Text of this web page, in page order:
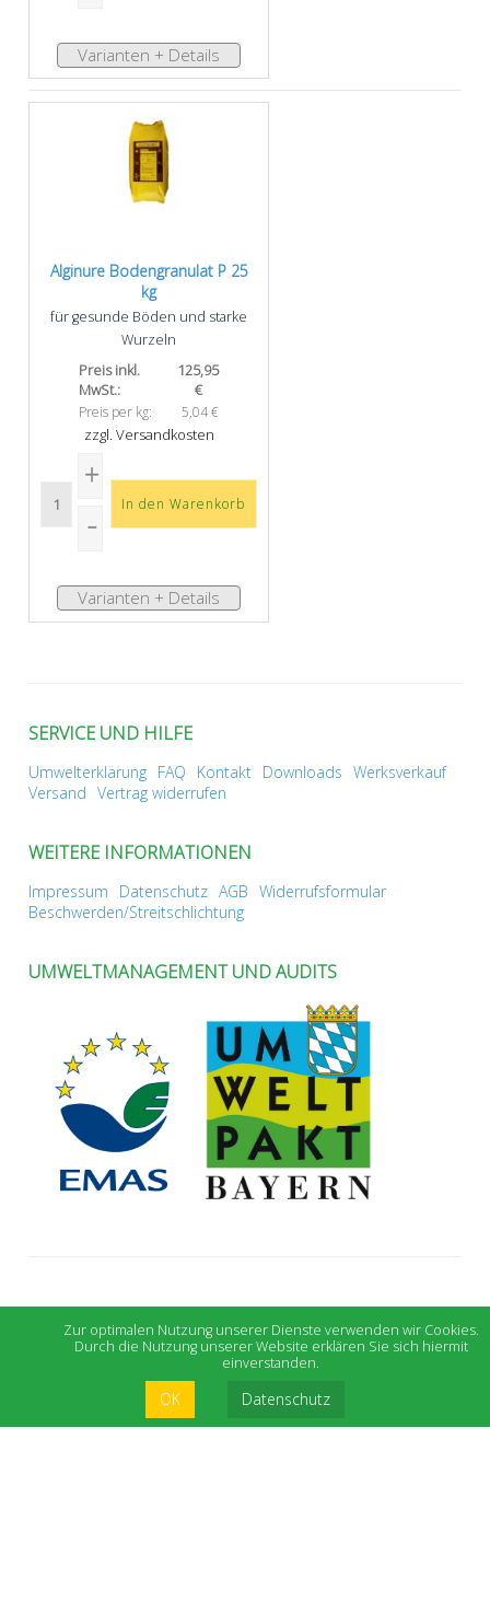
Varianten + Details
Alginure Bodengranulat P 25
kg
für gesunde Böden und starke
Wurzeln
Preis inkl.
MwSt.:
125,95
€
Preis per kg: 5,04 €
zzgl. Versandkosten
Varianten + Details
SERVICE UND HILFE
Umwelterklärung FAQ Kontakt Downloads Werksverkauf
Versand Vertrag widerrufen
WEITERE INFORMATIONEN
Impressum Datenschutz AGB Widerrufsformular
Beschwerden/Streitschlichtung
UMWELTMANAGEMENT UND AUDITS
Zur optimalen Nutzung unserer Dienste verwenden wir Cookies.
Durch die Nutzung unserer Website erklären Sie sich hiermit
einverstanden.
OK Datenschutz